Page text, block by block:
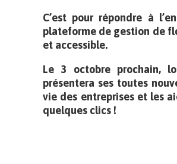
C’est pour répondre à
plateforme de gestion de
et accessible.
Le 3 octobre prochain,
présentera ses toutes
vie des entreprises et les
quelques clics !